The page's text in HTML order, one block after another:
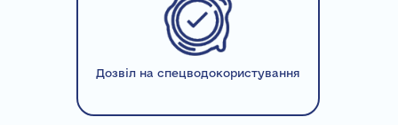
Дозвіл на спецводокористування